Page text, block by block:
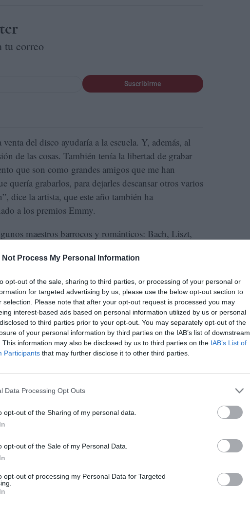
Not Process My Personal Information
opt-out of the sale, sharing to third parties, or processing of your personal or
for targeted advertising by us, please use the below opt-out section to
selection. Please note that after your opt-out request is processed you may
interest-based ads based on personal information utilized by us or personal
to third parties prior to your opt-out. You may separately opt-out of the
of your personal information by third parties on the IAB’s list of downstream
This information may also be disclosed by us to third parties on the IAB’s List of
Participants that may further disclose it to other third parties.
Data Processing Opt Outs
opt-out of the Sharing of my personal data.
opt-out of the Sale of my Personal Data.
opt-out of processing my Personal Data for Targeted
tu correo
Suscribirme
del disco ayudaría a la escuela. Y, además, al
de las cosas. También tenía la libertad de grabar
que son como grandes amigos que me han
grabarlos, para dejarles descansar otros varios
dice la artista, que este año también ha
a los premios Emmy.
maestros barrocos y románticos: Bach, Liszt,
identidad clara:
de la muerte de Hotu Matu’a, el primer rey
otro artista rapanui, el cantante Enrique Icka.